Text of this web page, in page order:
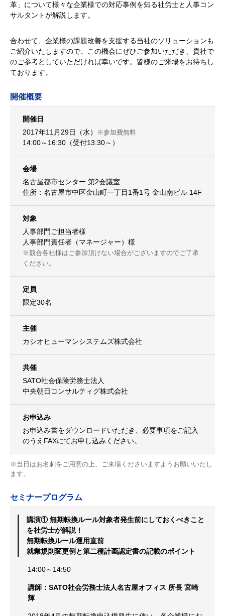
革」について様々な企業様での対応事例を知る社労士と人事コン
サルタントが解説します。
合わせて、企業様の課題改善を支援する当社のソリューションも
ご紹介いたしますので、この機会にぜひご参加いただき、貴社で
のご参考としていただければ幸いです。皆様のご来場をお待ちし
ております。
開催概要
開催日
2017年11月29日（水）
※参加費無料
14:00～16:30（受付13:30～）
会場
名古屋都市センター 第2会議室
住所：名古屋市中区金山町一丁目1番1号 金山南ビル 14F
対象
人事部門ご担当者様
人事部門責任者（マネージャー）様
※競合各社様はご参加頂けない場合がございますのでご了承
ください。
定員
限定30名
主催
カシオヒューマンシステムズ株式会社
共催
SATO社会保険労務士法人
中央朝日コンサルティグ株式会社
お申込み
お申込み書をダウンロードいただき、必要事項をご記入
のうえFAXにてお申し込みください。
※当日はお名刺をご用意の上、ご来場くださいますようお願いいたし
ます。
セミナープログラム
講演① 無期転換ルール対象者発生前にしておくべきこと
を社労士が解説！
無期転換ルール運用直前
就業規則変更例と第二種計画認定書の記載のポイント
14:00～14:50
講師：SATO社会労務士法人名古屋オフィス 所長 宮崎
輝